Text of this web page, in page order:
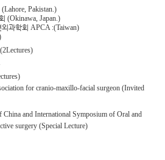
(Lahore, Pakistan.)
(Okinawa, Japan.)
과학회 APCA :(Taiwan)
for cranio-maxillo-facial surgeon (Invited
China and International Symposium of Oral and
surgery (Special Lecture)